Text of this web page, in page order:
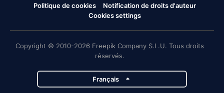
Politique de cookies
Notification de droits d'auteur
Cookies settings
Copyright © 2010-2026 Freepik Company S.L.U. Tous droits
réservés.
Français